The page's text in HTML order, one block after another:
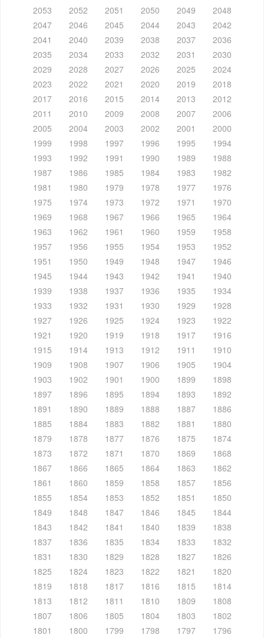
2053
2052 2051 2050 2049
2048
2047
2046 2045 2044 2043
2042
2041
2040 2039 2038 2037
2036
2035
2034 2033 2032 2031
2030
2029
2028 2027 2026 2025
2024
2023
2022 2021 2020 2019
2018
2017
2016 2015 2014 2013
2012
2011
2010 2009 2008 2007
2006
2005
2004 2003 2002 2001
2000
1999
1998 1997 1996 1995
1994
1993
1992 1991 1990 1989
1988
1987
1986 1985 1984 1983
1982
1981
1980 1979 1978 1977
1976
1975
1974 1973 1972 1971
1970
1969
1968 1967 1966 1965
1964
1963
1962 1961 1960 1959
1958
1957
1956 1955 1954 1953
1952
1951
1950 1949 1948 1947
1946
1945
1944 1943 1942 1941
1940
1939
1938 1937 1936 1935
1934
1933
1932 1931 1930 1929
1928
1927
1926 1925 1924 1923
1922
1921
1920 1919 1918 1917
1916
1915
1914 1913 1912 1911
1910
1909
1908 1907 1906 1905
1904
1903
1902 1901 1900 1899
1898
1897
1896 1895 1894 1893
1892
1891
1890 1889 1888 1887
1886
1885
1884 1883 1882 1881
1880
1879
1878 1877 1876 1875
1874
1873
1872 1871 1870 1869
1868
1867
1866 1865 1864 1863
1862
1861
1860 1859 1858 1857
1856
1855
1854 1853 1852 1851
1850
1849
1848 1847 1846 1845
1844
1843
1842 1841 1840 1839
1838
1837
1836 1835 1834 1833
1832
1831
1830 1829 1828 1827
1826
1825
1824 1823 1822 1821
1820
1819
1818 1817 1816 1815
1814
1813
1812 1811 1810 1809
1808
1807
1806 1805 1804 1803
1802
1801
1800 1799 1798 1797
1796